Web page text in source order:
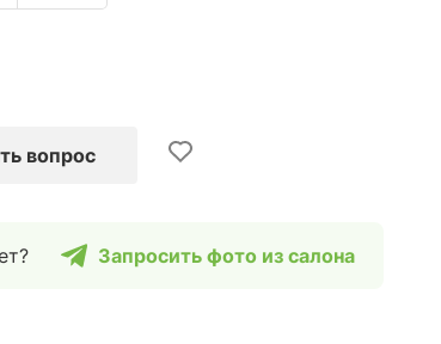
вопрос
Запросить фото из салона